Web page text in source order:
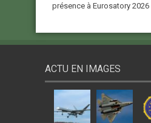
présence à Eurosatory 2026
ACTU EN IMAGES